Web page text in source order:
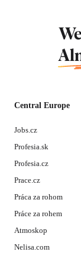
Central Europe
Jobs.cz
Profesia.sk
Profesia.cz
Prace.cz
Práca za rohom
Práce za rohem
Atmoskop
Nelisa.com